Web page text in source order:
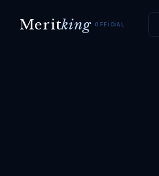
Meritking OFFICIAL